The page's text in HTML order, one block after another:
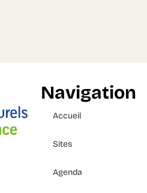
Navigation
Accueil
Sites
Agenda